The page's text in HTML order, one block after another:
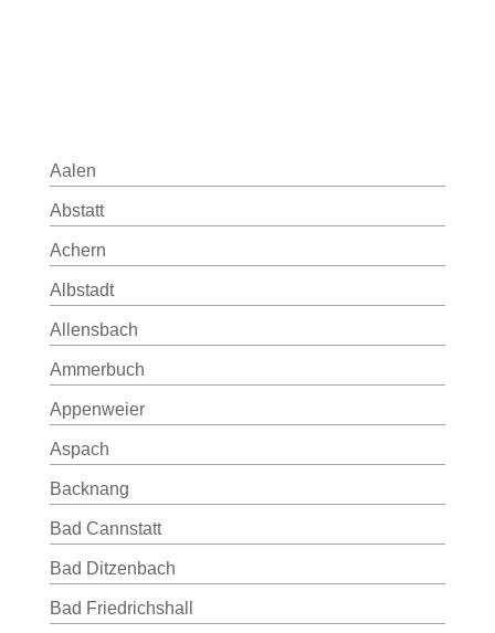
Aalen
Abstatt
Achern
Albstadt
Allensbach
Ammerbuch
Appenweier
Aspach
Backnang
Bad Cannstatt
Bad Ditzenbach
Bad Friedrichshall